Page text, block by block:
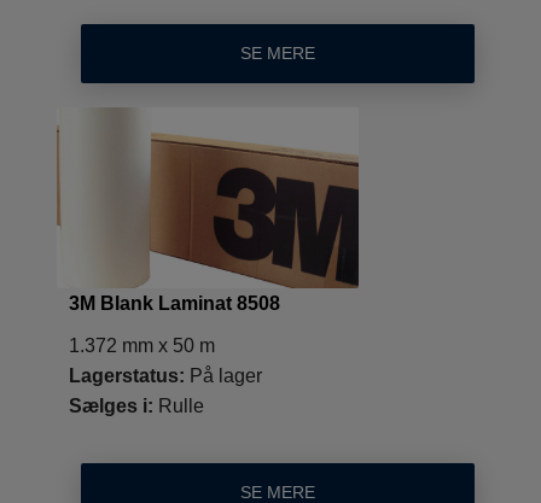
SE MERE
3M Blank Laminat 8508
1.372 mm x 50 m
Lagerstatus: På lager
Sælges i: Rulle
SE MERE